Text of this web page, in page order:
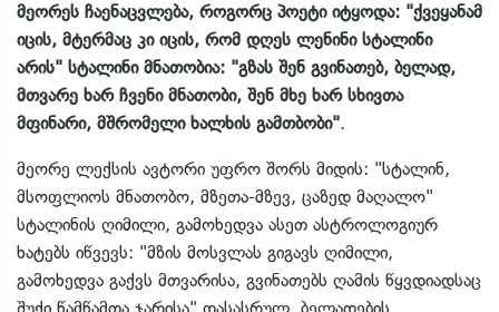
მეორეს ჩაენაცვლება, როგორც პოეტი იტყოდა: "ქვეყანამ
იცის, მტერმაც კი იცის, რომ დღეს ლენინი სტალინი
არის" სტალინი მნათობია: "გზას შენ გვინათებ, ბელად,
მთვარე ხარ ჩვენი მნათობი, შენ მხე ხარ სხივთა
მფინარი, მშრომელი ხალხის გამთბობი".
მეორე ლექსის ავტორი უფრო შორს მიდის: "სტალინ,
მსოფლიოს მნათობო, მზეთა-მზევ, ცაზედ მაღალო"
სტალინის ღიმილი, გამოხედვა ასეთ ასტროლოგიურ
ხატებს იწვევს: "მზის მოსვლას გიგავს ღიმილი,
გამოხედვა გაქვს მთვარისა, გვინათებს ღამის წყვდიადსაც